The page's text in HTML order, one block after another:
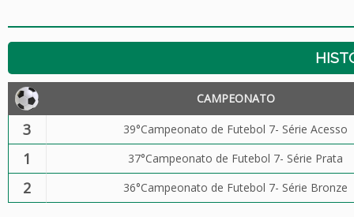
CAMPEONATO
3 39°Campeonato de Futebol 7- Série Acesso
1 37°Campeonato de Futebol 7- Série Prata
2 36°Campeonato de Futebol 7- Série Bronze